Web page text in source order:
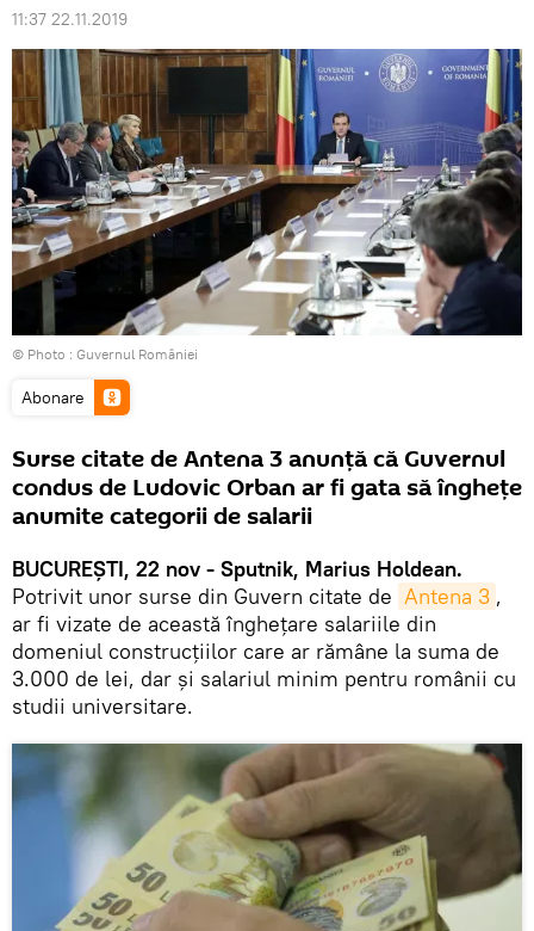
11:37 22.11.2019
© Photo : Guvernul României
Abonare
Surse citate de Antena 3 anunță că Guvernul
condus de Ludovic Orban ar fi gata să înghețe
anumite categorii de salarii
BUCUREȘTI, 22 nov - Sputnik, Marius Holdean.
Potrivit unor surse din Guvern citate de Antena 3 ,
ar fi vizate de această îngheţare salariile din
domeniul construcţiilor care ar rămâne la suma de
3.000 de lei, dar și salariul minim pentru românii cu
studii universitare.